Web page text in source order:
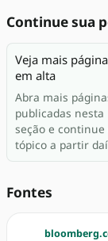
Continue sua
Veja mais
em alta
Abra mais
publicadas nesta
seção e continue
tópico a partir
Fontes